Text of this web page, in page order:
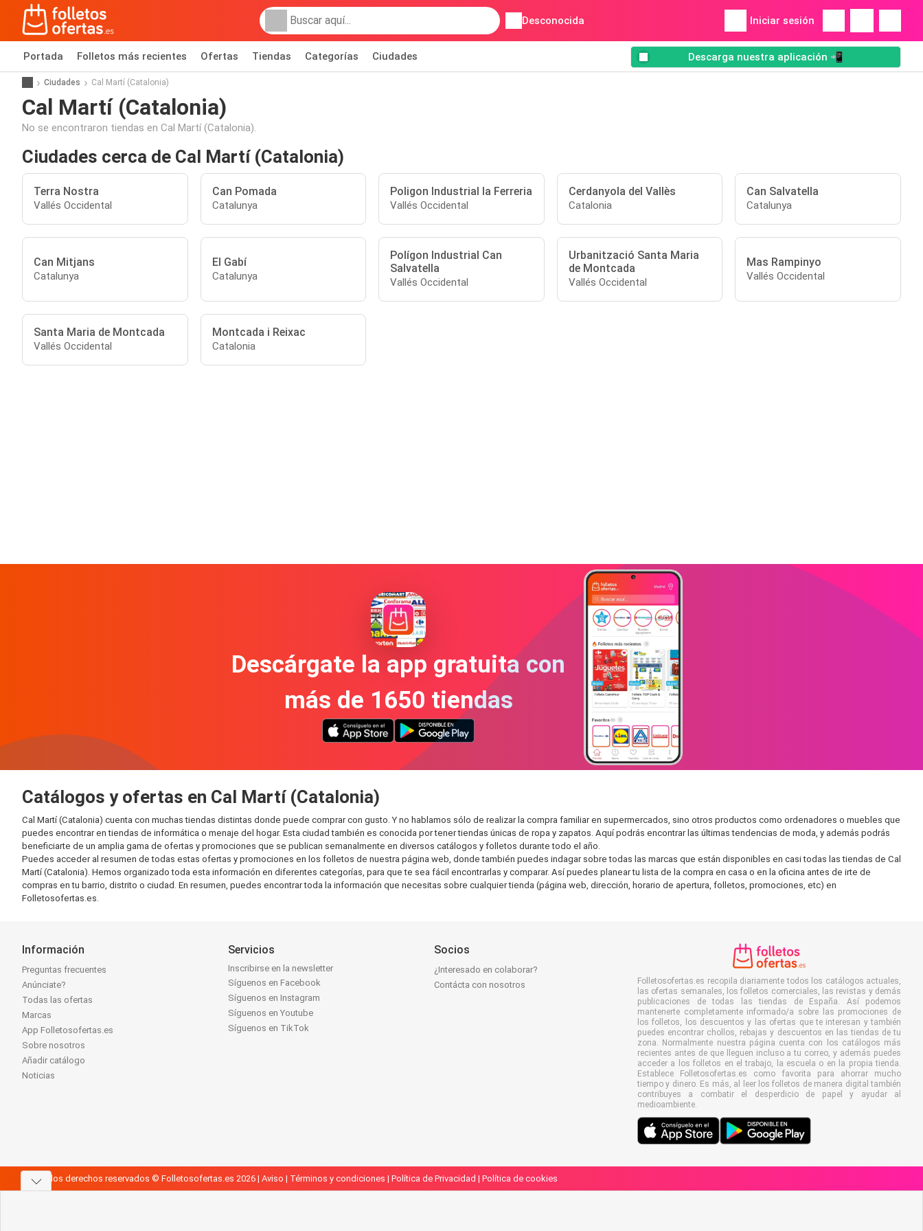
Desconocida Iniciar sesión
Portada Folletos más recientes Ofertas Tiendas Categorías Ciudades Descarga nuestra aplicación 📲
Ciudades Cal Martí (Catalonia)
Cal Martí (Catalonia)
No se encontraron tiendas en Cal Martí (Catalonia).
Ciudades cerca de Cal Martí (Catalonia)
Terra Nostra
Vallés Occidental
Can Pomada
Catalunya
Poligon Industrial la Ferreria
Vallés Occidental
Cerdanyola del Vallès
Catalonia
Can Salvatella
Catalunya
Can Mitjans
Catalunya
El Gabí
Catalunya
Polígon Industrial Can
Salvatella
Vallés Occidental
Urbanització Santa Maria
de Montcada
Vallés Occidental
Mas Rampinyo
Vallés Occidental
Santa Maria de Montcada
Vallés Occidental
Montcada i Reixac
Catalonia
Descárgate la app gratuita con
más de 1650 tiendas
Catálogos y ofertas en Cal Martí (Catalonia)
Cal Martí (Catalonia) cuenta con muchas tiendas distintas donde puede comprar con gusto. Y no hablamos sólo de realizar la compra familiar en supermercados, sino otros productos como ordenadores o muebles que
puedes encontrar en tiendas de informática o menaje del hogar. Esta ciudad también es conocida por tener tiendas únicas de ropa y zapatos. Aquí podrás encontrar las últimas tendencias de moda, y además podrás
beneficiarte de un amplia gama de ofertas y promociones que se publican semanalmente en diversos catálogos y folletos durante todo el año.
Puedes acceder al resumen de todas estas ofertas y promociones en los folletos de nuestra página web, donde también puedes indagar sobre todas las marcas que están disponibles en casi todas las tiendas de Cal
Martí (Catalonia). Hemos organizado toda esta información en diferentes categorías, para que te sea fácil encontrarlas y comparar. Así puedes planear tu lista de la compra en casa o en la oficina antes de irte de
compras en tu barrio, distrito o ciudad. En resumen, puedes encontrar toda la información que necesitas sobre cualquier tienda (página web, dirección, horario de apertura, folletos, promociones, etc) en
Folletosofertas.es.
Información
Preguntas frecuentes
Anúnciate?
Todas las ofertas
Marcas
App Folletosofertas.es
Sobre nosotros
Añadir catálogo
Noticias
Servicios
Inscribirse en la newsletter
Síguenos en Facebook
Síguenos en Instagram
Síguenos en Youtube
Síguenos en TikTok
Socios
¿Interesado en colaborar?
Contácta con nosotros
Folletosofertas.es recopila diariamente todos los catálogos actuales,
las ofertas semanales, los folletos comerciales, las revistas y demás
publicaciones de todas las tiendas de España. Así podemos
mantenerte completamente informado/a sobre las promociones de
los folletos, los descuentos y las ofertas que te interesan y también
puedes encontrar chollos, rebajas y descuentos en las tiendas de tu
zona. Normalmente nuestra página cuenta con los catálogos más
recientes antes de que lleguen incluso a tu correo, y además puedes
acceder a los folletos en el trabajo, la escuela o en la propia tienda.
Establece Folletosofertas.es como favorita para ahorrar mucho
tiempo y dinero. Es más, al leer los folletos de manera digital también
contribuyes a combatir el desperdicio de papel y ayudar al
medioambiente.
Todos los derechos reservados © Folletosofertas.es 2026 | Aviso | Términos y condiciones | Política de Privacidad | Política de cookies